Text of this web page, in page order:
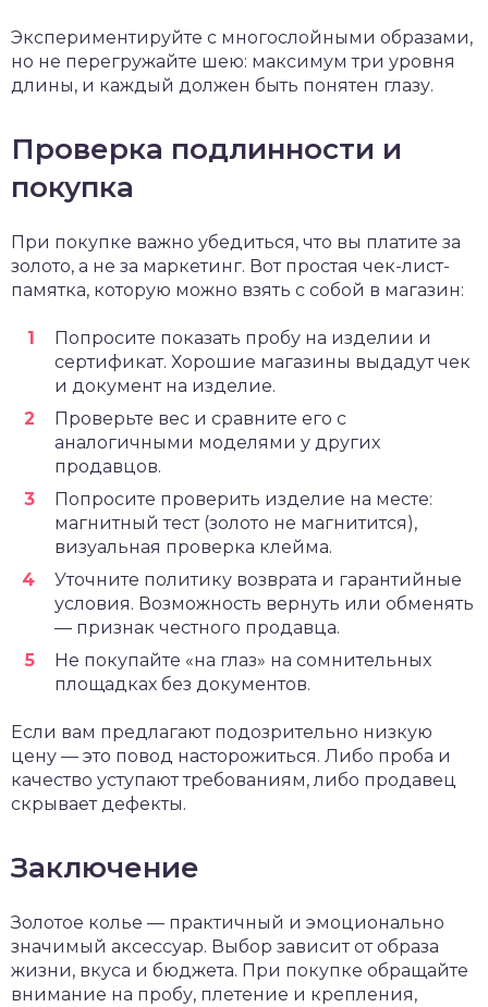
Экспериментируйте с многослойными образами,
но не перегружайте шею: максимум три уровня
длины, и каждый должен быть понятен глазу.
Проверка подлинности и
покупка
При покупке важно убедиться, что вы платите за
золото, а не за маркетинг. Вот простая чек-лист-
памятка, которую можно взять с собой в магазин:
Попросите показать пробу на изделии и
сертификат. Хорошие магазины выдадут чек
и документ на изделие.
Проверьте вес и сравните его с
аналогичными моделями у других
продавцов.
Попросите проверить изделие на месте:
магнитный тест (золото не магнитится),
визуальная проверка клейма.
Уточните политику возврата и гарантийные
условия. Возможность вернуть или обменять
— признак честного продавца.
Не покупайте «на глаз» на сомнительных
площадках без документов.
Если вам предлагают подозрительно низкую
цену — это повод насторожиться. Либо проба и
качество уступают требованиям, либо продавец
скрывает дефекты.
Заключение
Золотое колье — практичный и эмоционально
значимый аксессуар. Выбор зависит от образа
жизни, вкуса и бюджета. При покупке обращайте
внимание на пробу, плетение и крепления,